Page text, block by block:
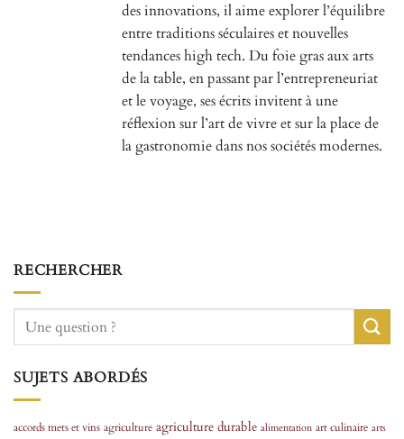
des innovations, il aime explorer l’équilibre
entre traditions séculaires et nouvelles
tendances high tech. Du foie gras aux arts
de la table, en passant par l’entrepreneuriat
et le voyage, ses écrits invitent à une
réflexion sur l’art de vivre et sur la place de
la gastronomie dans nos sociétés modernes.
RECHERCHER
SUJETS ABORDÉS
accords mets et vins agriculture agriculture durable alimentation art culinaire arts